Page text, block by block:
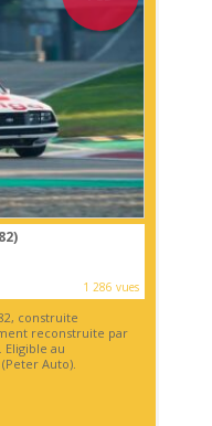
1 286 vues
construite
reconstruite par
Eligible au
Auto).